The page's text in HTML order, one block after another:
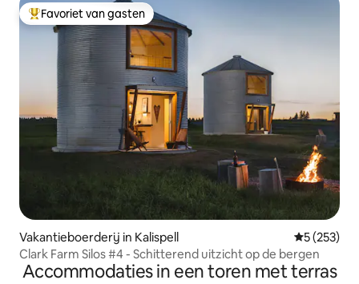
Topfavoriet van gasten
Favoriet van gasten
Vakantieboerderij in Kalispell
5 (253)
Clark Farm Silos #4 - Schitterend uitzicht op de bergen
Accommodaties in een toren met terras